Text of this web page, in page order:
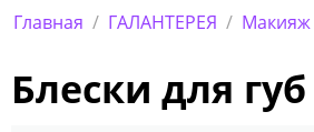
Главная / ГАЛАНТЕРЕЯ / Макияж
Блески для губ